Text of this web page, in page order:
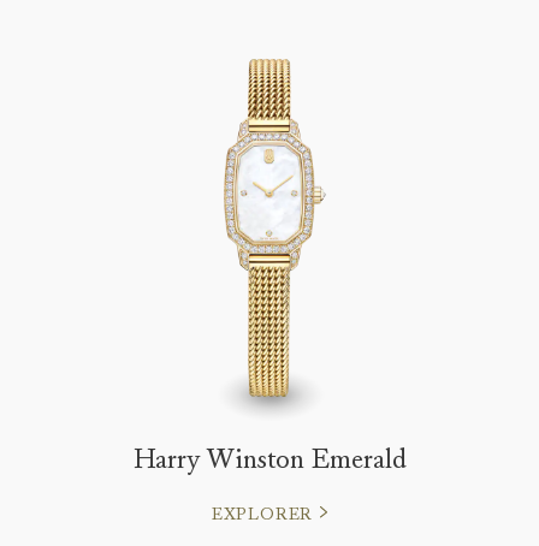
Harry Winston Emerald
EXPLORER